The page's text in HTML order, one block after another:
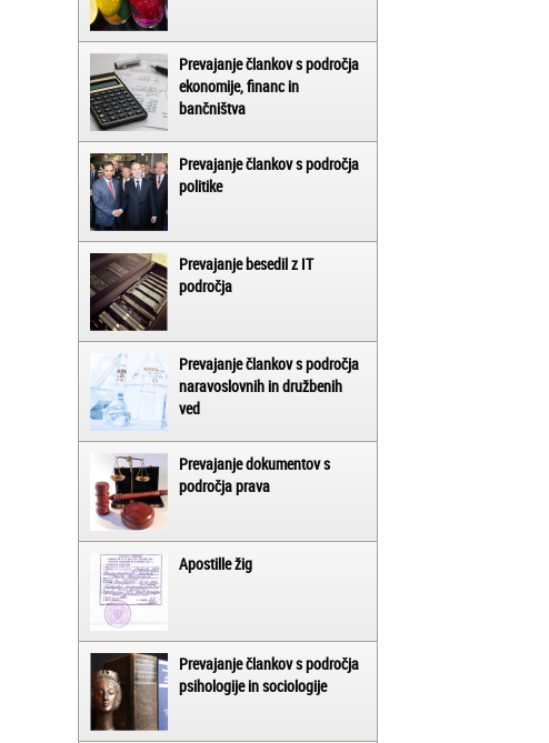
Prevajanje člankov s področja
ekonomije, financ in
bančništva
Prevajanje člankov s področja
politike
Prevajanje besedil z IT
področja
Prevajanje člankov s področja
naravoslovnih in družbenih
ved
Prevajanje dokumentov s
področja prava
Apostille žig
Prevajanje člankov s področja
psihologije in sociologije